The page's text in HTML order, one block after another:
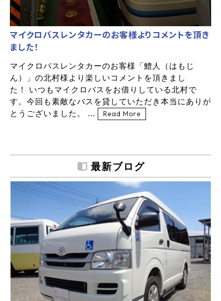
マイクロバスレンタカーのお客様よりコメントを頂き
ました！
マイクロバスレンタカーのお客様「鱧人（はもじ
ん）」の北村様より楽しいコメントを頂きまし
た！ いつもマイクロバスをお借りしている北村で
す。今回も素敵なバスを貸していただき本当にありが
とうございました。 ...
Read More
最新ブログ